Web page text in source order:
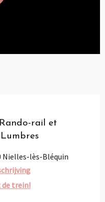
rail et
Nielles-lès-Bléquin
de trein!